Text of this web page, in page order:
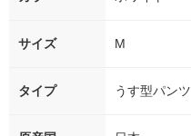
サイズ M
タイプ うす型パンツ